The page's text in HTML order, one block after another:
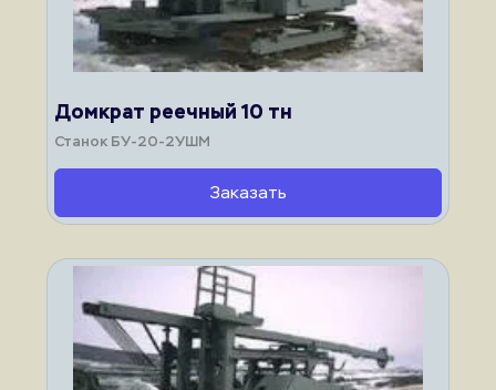
Домкрат реечный 10 тн
Станок БУ-20-2УШМ
Заказать